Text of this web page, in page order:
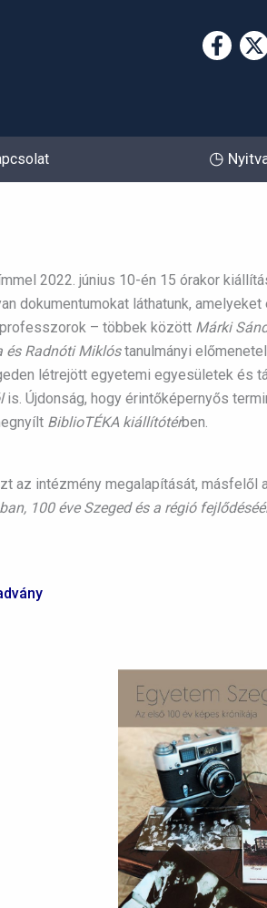
◷
2022. június 10-én 15 órakor
dokumentumokat láthatunk,
– többek között Márki
és Radnóti Miklóstanulmányi
létrejött egyetemi egyesületek és
is. Újdonság, hogy érintőképernyős
BiblioTÉKA kiállítótérben.
az intézmény megalapítását, másfelől
100 éve Szeged és a régió